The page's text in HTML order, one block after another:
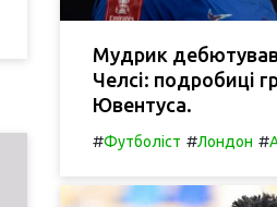
Мудрик дебютував
Челсі: подробиці
Ювентуса.
#Футболіст #Лондон #